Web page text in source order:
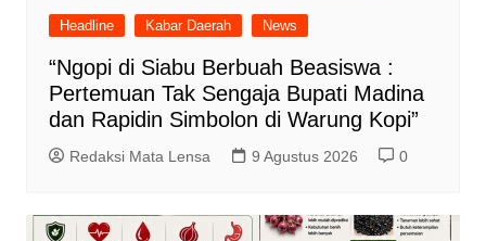
Headline Kabar Daerah News
“Ngopi di Siabu Berbuah Beasiswa :
Pertemuan Tak Sengaja Bupati Madina
dan Rapidin Simbolon di Warung Kopi”
Redaksi Mata Lensa 9 Agustus 2026 0